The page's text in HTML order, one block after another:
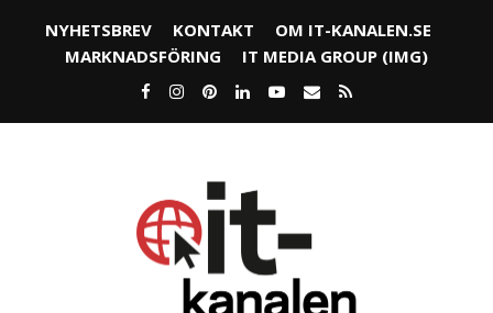
NYHETSBREV KONTAKT
OM IT-KANALEN.SE
MARKNADSFÖRING
IT MEDIA GROUP (IMG)